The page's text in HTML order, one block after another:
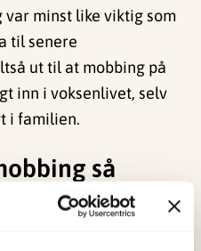
var minst like viktig som
til senere
ut til at mobbing på
inn i voksenlivet, selv
i familien.
så
for det man